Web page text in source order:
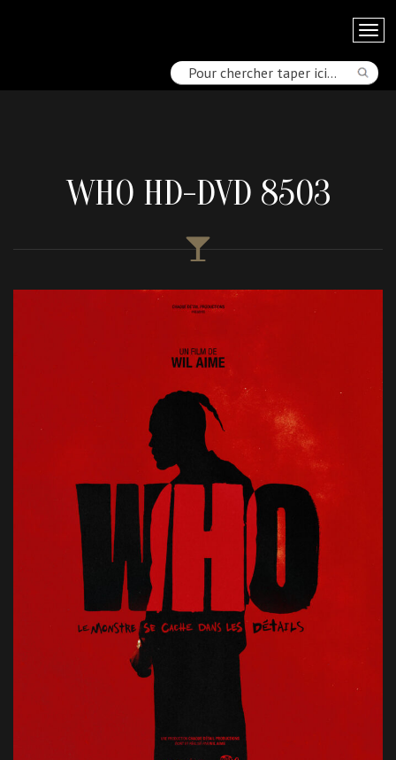
WHO HD-DVD 8503